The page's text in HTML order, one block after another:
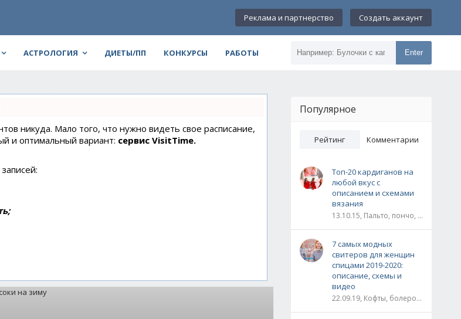
Реклама и партнерство Создать аккаунт
АСТРОЛОГИЯ ДИЕТЫ/ПП КОНКУРСЫ РАБОТЫ Enter
никуда. Мало того, что нужно видеть свое расписание,
и оптимальный вариант: сервис VisitTime.
Популярное
Рейтинг Комментарии
Топ-20 кардиганов на
любой вкус с
описанием и схемами
вязания
13.10.15, Пальто, пончо, кардиганы
7 самых модных
свитеров для женщин
спицами 2019-2020:
описание, схемы и
видео
22.09.19, Кофты, болеро, жакеты, жилеты, пуловеры и свитера